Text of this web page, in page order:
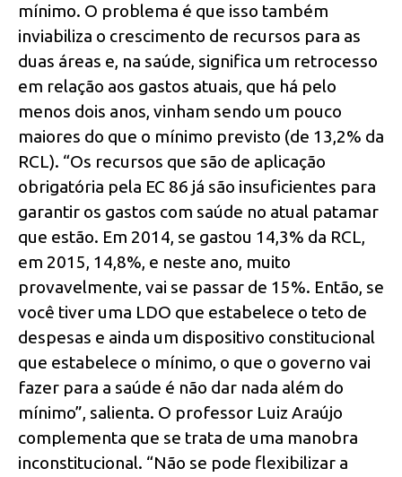
mínimo. O problema é que isso também
inviabiliza o crescimento de recursos para as
duas áreas e, na saúde, significa um retrocesso
em relação aos gastos atuais, que há pelo
menos dois anos, vinham sendo um pouco
maiores do que o mínimo previsto (de 13,2% da
RCL). “Os recursos que são de aplicação
obrigatória pela EC 86 já são insuficientes para
garantir os gastos com saúde no atual patamar
que estão. Em 2014, se gastou 14,3% da RCL,
em 2015, 14,8%, e neste ano, muito
provavelmente, vai se passar de 15%. Então, se
você tiver uma LDO que estabelece o teto de
despesas e ainda um dispositivo constitucional
que estabelece o mínimo, o que o governo vai
fazer para a saúde é não dar nada além do
mínimo”, salienta. O professor Luiz Araújo
complementa que se trata de uma manobra
inconstitucional. “Não se pode flexibilizar a